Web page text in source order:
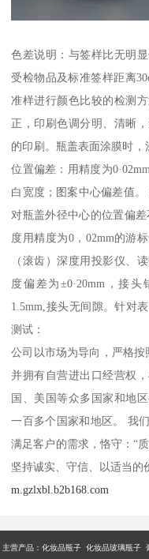
色差说明：与签样比无明
受检物品及标准签样距离
准样进行颜色比较的检测
正，印刷色调分明、清晰
的印刷。瓶盖表面涂膜时
位置偏差：用精度为
白宽度；图案中心偏差值
对瓶盖外径中心的位置偏
度用精度为0，02mm的游
（滚齿）深度用投影仪、
度偏差为±0·20mm，接
1.5mm,接头无间隙。针对
测试：
公司以市场为导向，严格按
并拥有自营进出口经营权
国、美国等众多国家和地
一百多个国家和地区。 我
满足客户的需求，恪守：“
坚持诚实、守信、以适当的
m.gzlxbl.b2b168.com
主营产品： 化妆品瓶子 化妆品玻璃瓶子